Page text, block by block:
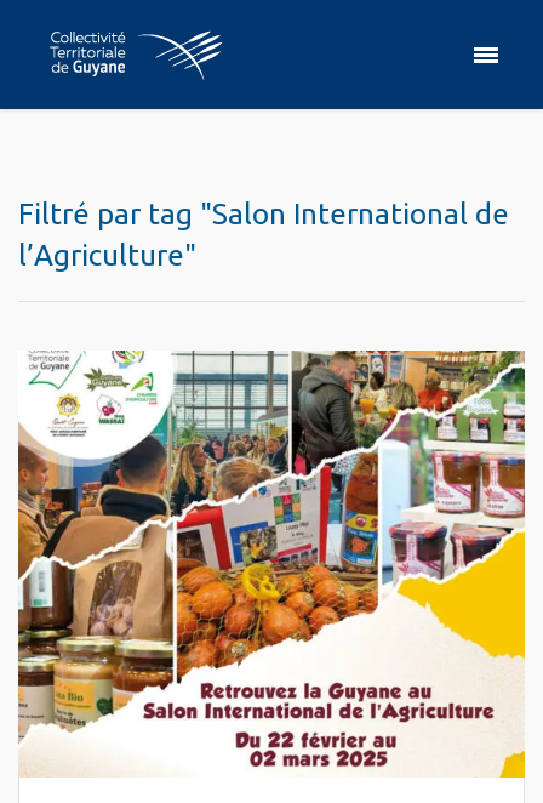
Filtré par tag "Salon International de
l’Agriculture"